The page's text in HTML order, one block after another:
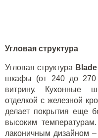
Угловая структура
Угловая структура Blade
шкафы (от 240 до 270
витрину. Кухонные
отделкой с железной
делает покрытия еще
высоким
лаконичным дизайном